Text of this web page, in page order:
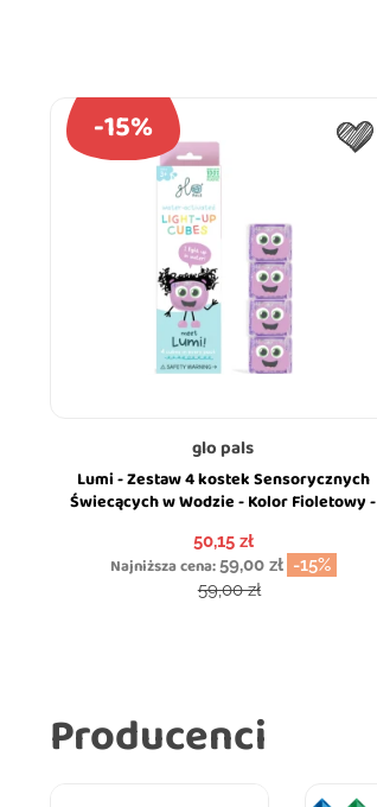
glo pals
Lumi - Zestaw 4 kostek Sensorycznych
Świecących w Wodzie - Kolor Fioletowy -
Cena
50,15 zł
Najniższa cena: 59,00 zł -15%
Cena podstawowa
59,00 zł
-15%
Producenci